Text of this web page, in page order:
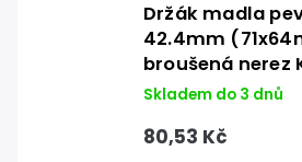
Držák madla
42.4mm
broušená nerez
Skladem do 3 dnů
80,53 Kč